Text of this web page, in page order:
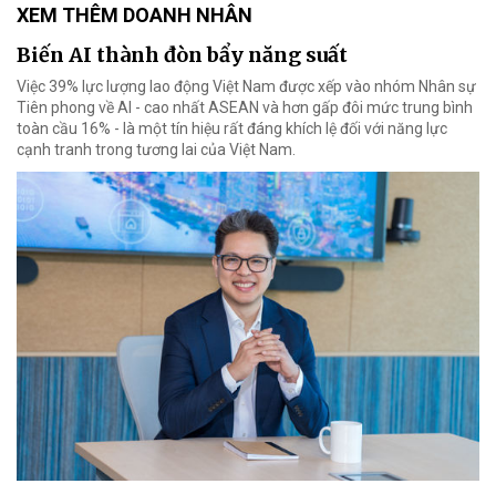
XEM THÊM DOANH NHÂN
Biến AI thành đòn bẩy năng suất
Việc 39% lực lượng lao động Việt Nam được xếp vào nhóm Nhân sự
Tiên phong về AI - cao nhất ASEAN và hơn gấp đôi mức trung bình
toàn cầu 16% - là một tín hiệu rất đáng khích lệ đối với năng lực
cạnh tranh trong tương lai của Việt Nam.